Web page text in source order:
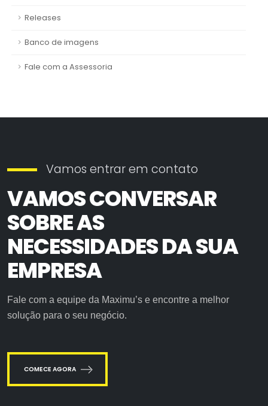
Releases
Banco de imagens
Fale com a Assessoria
Vamos entrar em contato
VAMOS CONVERSAR
SOBRE AS
NECESSIDADES DA SUA
EMPRESA
Fale com a equipe da Maximu’s e encontre a melhor
solução para o seu negócio.
COMECE AGORA